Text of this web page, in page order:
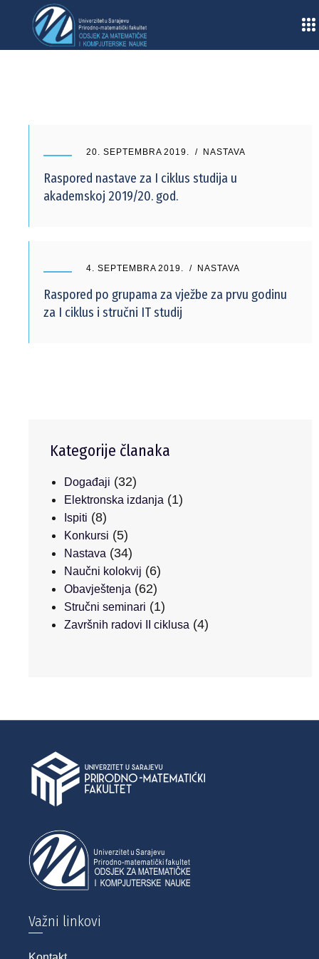
20. SEPTEMBRA 2019. NASTAVA
Raspored nastave za I ciklus studija u
akademskoj 2019/20. god.
4. SEPTEMBRA 2019. NASTAVA
Raspored po grupama za vježbe za prvu godinu
za I ciklus i stručni IT studij
Kategorije članaka
Događaji (32)
Elektronska izdanja (1)
Ispiti (8)
Konkursi (5)
Nastava (34)
Naučni kolokvij (6)
Obavještenja (62)
Stručni seminari (1)
Završnih radovi II ciklusa (4)
Važni linkovi